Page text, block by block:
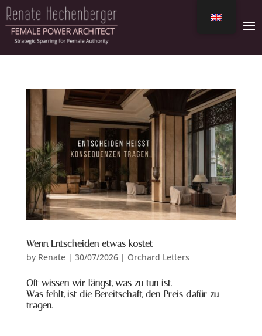
Wenn Entscheiden etwas kostet
by Renate| 30/07/2026| Orchard Letters
Oft wissen wir längst, was zu tun ist.
Was fehlt, ist die Bereitschaft, den Preis dafür zu
tragen.